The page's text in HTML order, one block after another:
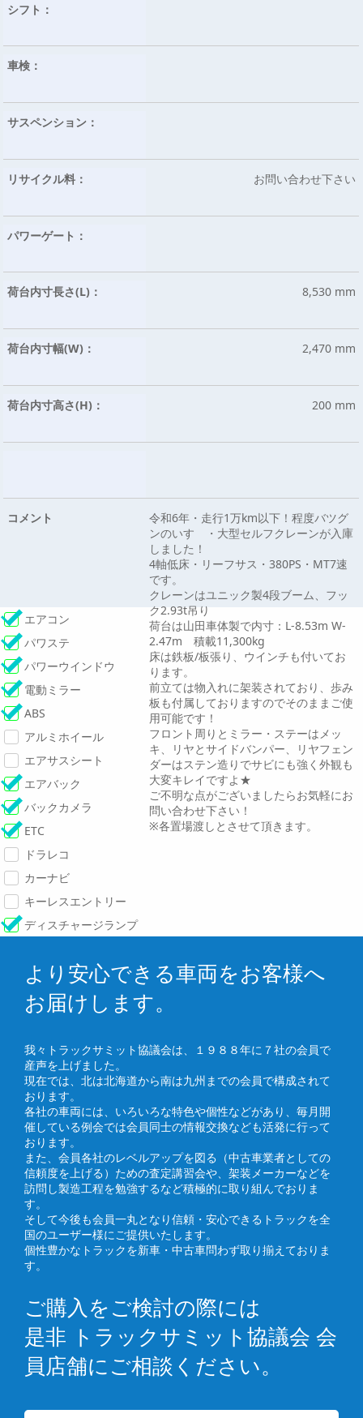
シフト：
車検：
サスペンション：
リサイクル料： お問い合わせ下さい
パワーゲート：
荷台内寸長さ(L)： 8,530 mm
荷台内寸幅(W)： 2,470 mm
荷台内寸高さ(H)： 200 mm
コメント
令和6年・走行1万km以下！程度バツグ
ンのいすゞ・大型セルフクレーンが入庫
しました！
4軸低床・リーフサス・380PS・MT7速
です。
クレーンはユニック製4段ブーム、フッ
ク2.93t吊り
荷台は山田車体製で内寸：L-8.53m W-
2.47m 積載11,300kg
床は鉄板/板張り、ウインチも付いてお
ります。
前立ては物入れに架装されており、歩み
板も付属しておりますのでそのままご使
用可能です！
フロント周りとミラー・ステーはメッ
キ、リヤとサイドバンパー、リヤフェン
ダーはステン造りでサビにも強く外観も
大変キレイですよ★
ご不明な点がございましたらお気軽にお
問い合わせ下さい！
※各置場渡しとさせて頂きます。
エアコン
パワステ
パワーウインドウ
電動ミラー
ABS
アルミホイール
エアサスシート
エアバック
バックカメラ
ETC
ドラレコ
カーナビ
キーレスエントリー
ディスチャージランプ
より安心できる車両をお客様へ
お届けします。
我々トラックサミット協議会は、１９８８年に７社の会員で
産声を上げました。
現在では、北は北海道から南は九州までの会員で構成されて
おります。
各社の車両には、いろいろな特色や個性などがあり、毎月開
催している例会では会員同士の情報交換なども活発に行って
おります。
また、会員各社のレベルアップを図る（中古車業者としての
信頼度を上げる）ための査定講習会や、架装メーカーなどを
訪問し製造工程を勉強するなど積極的に取り組んでおりま
す。
そして今後も会員一丸となり信頼・安心できるトラックを全
国のユーザー様にご提供いたします。
個性豊かなトラックを新車・中古車問わず取り揃えておりま
す。
ご購入をご検討の際には
是非 トラックサミット協議会 会
員店舗にご相談ください。